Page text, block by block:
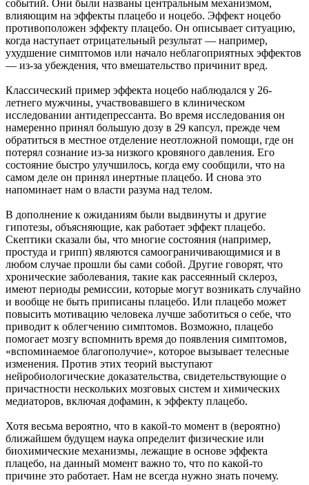
событий. Они были названы центральным механизмом,
влияющим на эффекты плацебо и ноцебо. Эффект ноцебо
противоположен эффекту плацебо. Он описывает ситуацию,
когда наступает отрицательный результат — например,
ухудшение симптомов или начало неблагоприятных эффектов
— из-за убеждения, что вмешательство причинит вред.
Классический пример эффекта ноцебо наблюдался у 26-
летнего мужчины, участвовавшего в клиническом
исследовании антидепрессанта. Во время исследования он
намеренно принял большую дозу в 29 капсул, прежде чем
обратиться в местное отделение неотложной помощи, где он
потерял сознание из-за низкого кровяного давления. Его
состояние быстро улучшилось, когда ему сообщили, что на
самом деле он принял инертные плацебо. И снова это
напоминает нам о власти разума над телом.
В дополнение к ожиданиям были выдвинуты и другие
гипотезы, объясняющие, как работает эффект плацебо.
Скептики сказали бы, что многие состояния (например,
простуда и грипп) являются самоограничивающимися и в
любом случае прошли бы сами собой. Другие говорят, что
хронические заболевания, такие как рассеянный склероз,
имеют периоды ремиссии, которые могут возникать случайно
и вообще не быть приписаны плацебо. Или плацебо может
повысить мотивацию человека лучше заботиться о себе, что
приводит к облегчению симптомов. Возможно, плацебо
помогает мозгу вспомнить время до появления симптомов,
«вспоминаемое благополучие», которое вызывает телесные
изменения. Против этих теорий выступают
нейробиологические доказательства, свидетельствующие о
причастности нескольких мозговых систем и химических
медиаторов, включая дофамин, к эффекту плацебо.
Хотя весьма вероятно, что в какой-то момент в (вероятно)
ближайшем будущем наука определит физические или
биохимические механизмы, лежащие в основе эффекта
плацебо, на данный момент важно то, что по какой-то
причине это работает. Нам не всегда нужно знать почему.